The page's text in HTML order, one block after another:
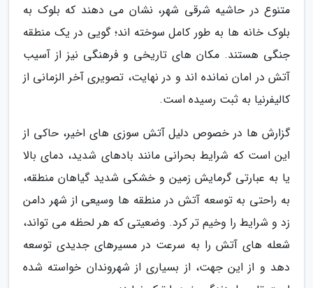
متنوع در حاشیه شرقی شهر، نشان می دهند که بلوک به
بلوک خانه ها به طور کامل سوخته اند؛ گویی در یک منطقه
جنگی هستند. مکان های تاریخی و فرهنگی نیز از آسیب
آتش در امان نمانده اند و در نهایت، تصویری آخر الزمانی از
کالیفرنیا به ثبت رسیده است.
گزارش ها در خصوص دلیل آتش سوزی های اخیر، حاکی از
این است که شرایط بحرانی مانند بادهای شدید، دمای بالا
یا به عبارتی گرمایش زمین و خشکی شدید گیاهان منطقه،
به راحتی به توسعه آتش در منطقه ها وسیعی از شهر دامن
زد و شرایط را وخیم تر کرد. وضعیتی که هر لحظه می تواند،
شعله های آتش را به سرعت در مسیرهای جدیدی توسعه
دهد و از این جهت، از بسیاری از شهروندان خواسته شده